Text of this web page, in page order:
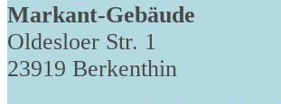
Markant-Gebäude
Oldesloer Str. 1
23919 Berkenthin